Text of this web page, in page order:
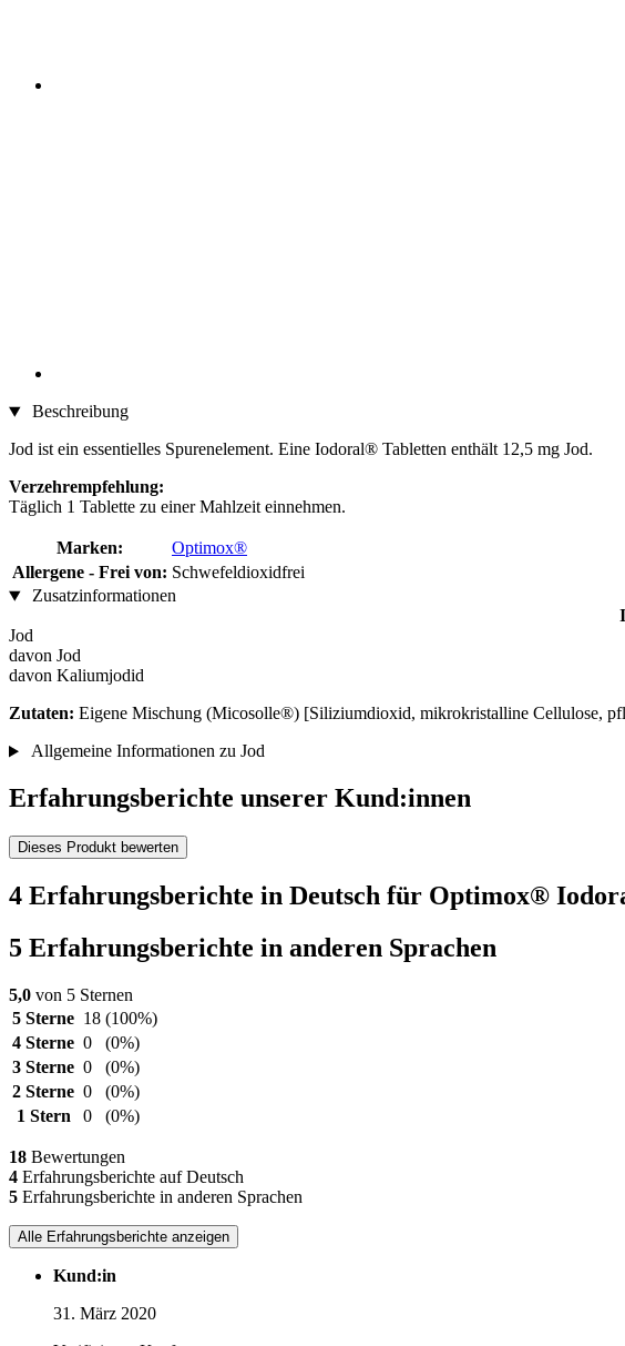
Beschreibung
Jod ist ein essentielles Spurenelement. Eine Iodoral® Tabletten enthält 12,5 mg Jod.
Verzehrempfehlung:
Täglich 1 Tablette zu einer Mahlzeit einnehmen.
Marken:
Optimox®
Allergene - Frei von: Schwefeldioxidfrei
Zusatzinformationen
Jod
davon Jod
davon Kaliumjodid
Zutaten: Eigene Mischung (Micosolle®) [Siliziumdioxid, mikrokristalline Cellulose,
Allgemeine Informationen zu Jod
Erfahrungsberichte unserer Kund:innen
Dieses Produkt bewerten
4 Erfahrungsberichte in Deutsch für Optimox®
5 Erfahrungsberichte in anderen Sprachen
5,0 von 5 Sternen
5 Sterne 18 (100%)
4 Sterne 0
(0%)
3 Sterne 0
(0%)
2 Sterne 0
(0%)
1 Stern
0 (0%)
18 Bewertungen
4 Erfahrungsberichte auf Deutsch
5 Erfahrungsberichte in anderen Sprachen
Alle Erfahrungsberichte anzeigen
Kund:in
31. März 2020